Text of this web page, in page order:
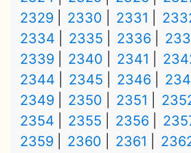
2329
2330 2331
2334
2335 2336
2339
2340 2341
2344
2345 2346
2349
2350 2351
2354
2355 2356
2359
2360 2361